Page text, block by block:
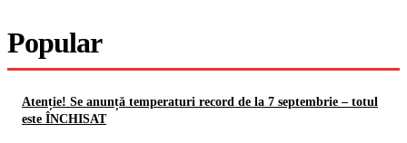
Popular
Atenție! Se anunță temperaturi record de la 7 septembrie – totul
este ÎNCHISAT